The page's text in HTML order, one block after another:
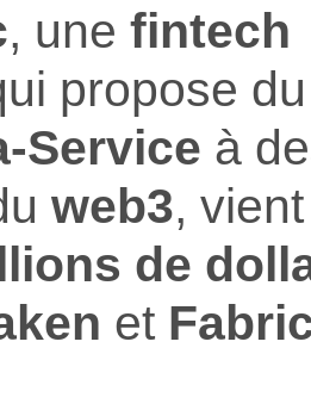
, une fintech
propose du
Service à
web3,
de
et